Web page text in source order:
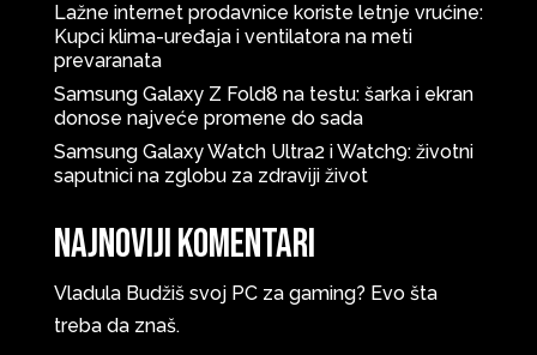
Lažne internet prodavnice koriste letnje vrućine:
Kupci klima-uređaja i ventilatora na meti
prevaranata
Samsung Galaxy Z Fold8 na testu: šarka i ekran
donose najveće promene do sada
Samsung Galaxy Watch Ultra2 i Watch9: životni
saputnici na zglobu za zdraviji život
Najnoviji komentari
Vladula Budžiš svoj PC za gaming? Evo šta
treba da znaš.